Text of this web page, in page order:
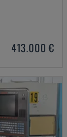
413.000 €